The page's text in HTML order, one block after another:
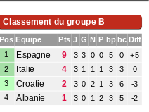
Classement du groupe B
Pos Equipe Pts J G N P bp bc Diff
1
Espagne 9 3 3 0 0 5 0
+5
2
Italie 4 3 1 1 1 3 3
0
3
Croatie 2 3 0 2 1 3 6
-3
4
Albanie 1 3 0 1 2 3 5 -2